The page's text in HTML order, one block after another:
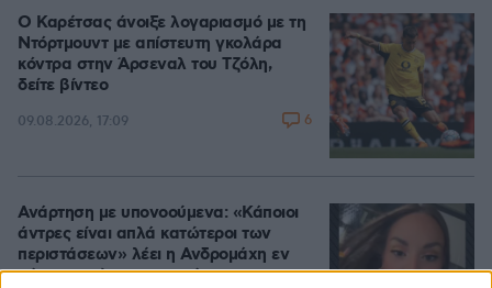
Ο Καρέτσας άνοιξε λογαριασμό με τη
Ντόρτμουντ με απίστευτη γκολάρα
κόντρα στην Άρσεναλ του Τζόλη,
δείτε βίντεο
09.08.2026, 17:09 6
Ανάρτηση με υπονοούμενα: «Κάποιοι
άντρες είναι απλά κατώτεροι των
περιστάσεων» λέει η Ανδρομάχη εν
μέσω φημών για τη σχέση της με τον